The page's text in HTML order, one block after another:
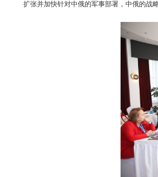
扩张并加快针对中俄的军事部署，中俄的战